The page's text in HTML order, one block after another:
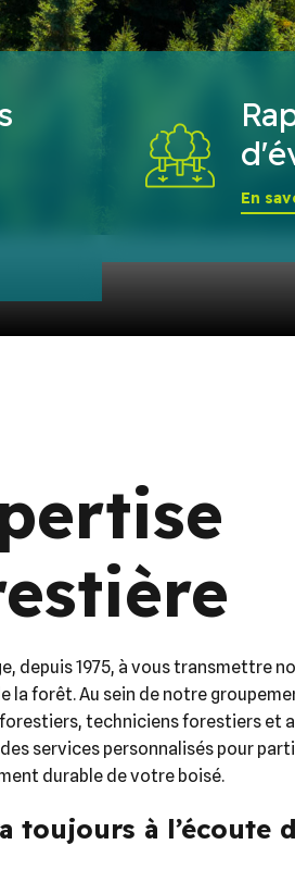
En
depuis 1975, à vous transmettre
la forêt. Au sein de notre
techniciens forestiers et
services personnalisés pour
durable de votre boisé.
toujours à l’écoute